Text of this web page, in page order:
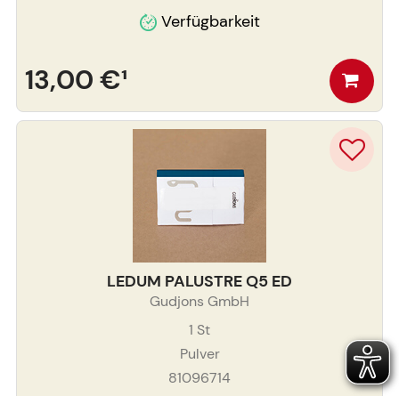
Verfügbarkeit
13,00 €¹
LEDUM PALUSTRE Q5 ED
Gudjons GmbH
1 St
Pulver
81096714